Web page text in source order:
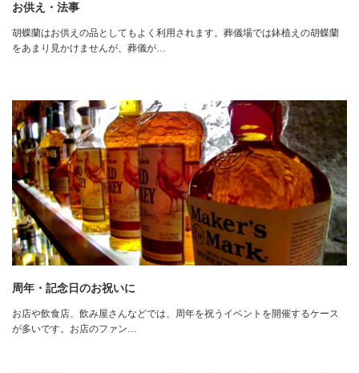
お供え・法事
胡蝶蘭はお供えの品としてもよく利用されます。葬儀場では鉢植えの胡蝶蘭
をあまり見かけませんが、葬儀が…
周年・記念日のお祝いに
お店や飲食店、飲み屋さんなどでは、周年を祝うイベントを開催するケース
が多いです。お店のファン…